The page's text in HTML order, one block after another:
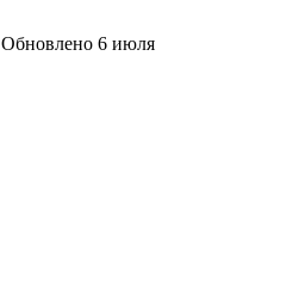
Обновлено 6 июля